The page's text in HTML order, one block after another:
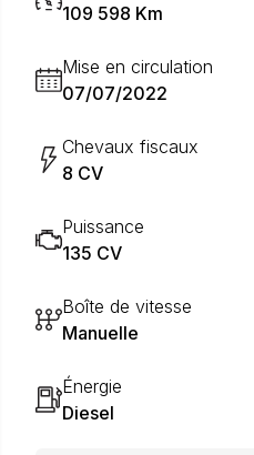
109 598 Km
Mise en circulation
07/07/2022
Chevaux fiscaux
8 CV
Puissance
135 CV
Boîte de vitesse
Manuelle
Énergie
Diesel